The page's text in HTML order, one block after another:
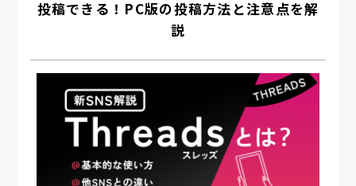
投稿できる！PC版の投稿方法と注意点を解
説